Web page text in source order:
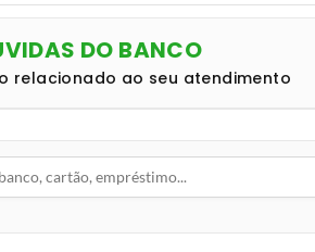
DO BANCO
relacionado ao seu atendimento